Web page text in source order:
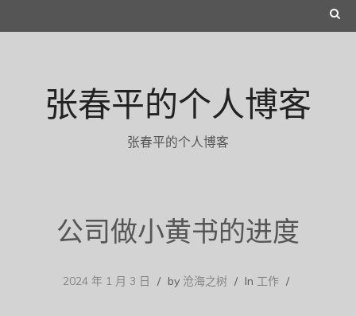
to
张春平的个人博客
张春平的个人博客
公司做小黄书的进度
2024 年 1 月 3 日 by 沧海之树 In 工作